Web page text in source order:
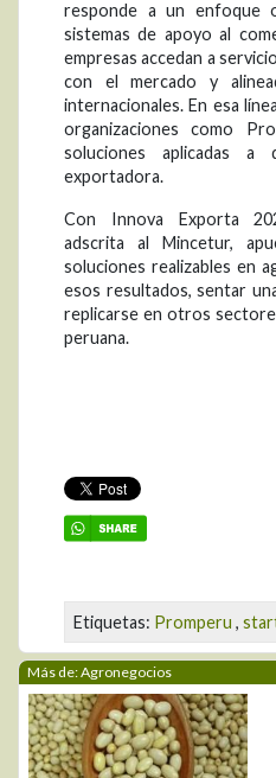
responde a un enfoque
sistemas de apoyo al
empresas accedan a
con el mercado y
internacionales. En esa
organizaciones como
soluciones aplicadas
exportadora.
Con Innova Exporta
adscrita al Mincetur,
soluciones realizables en
esos resultados, sentar
replicarse en otros
peruana.
Etiquetas: Promperu ,
Más de: Agronegocios